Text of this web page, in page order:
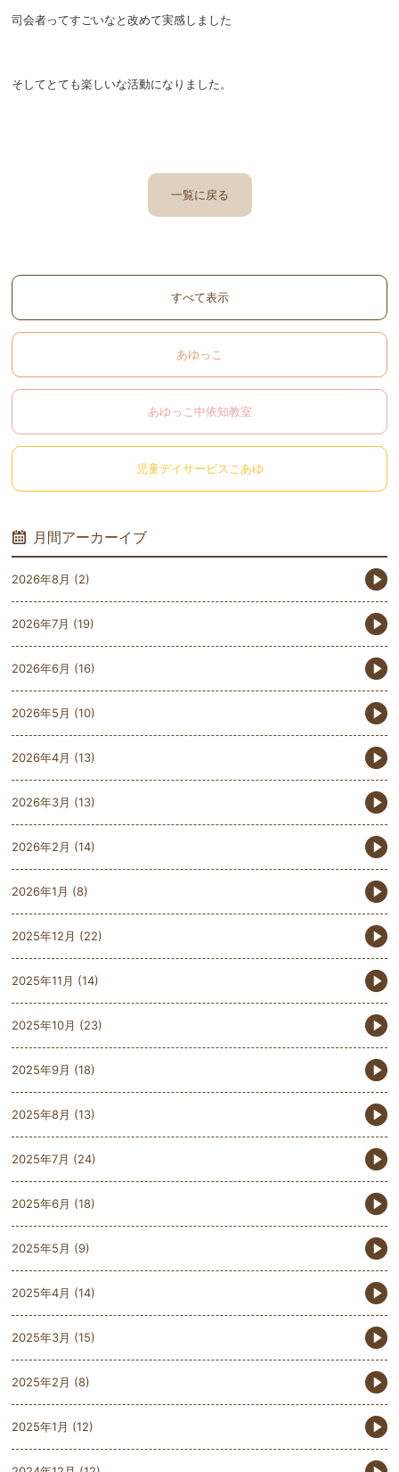
司会者ってすごいなと改めて実感しました
そしてとても楽しいな活動になりました。
一覧に戻る
すべて表示
あゆっこ
あゆっこ中依知教室
児童デイサービスこあゆ
月間アーカーイブ
2026年8月 (2)
2026年7月 (19)
2026年6月 (16)
2026年5月 (10)
2026年4月 (13)
2026年3月 (13)
2026年2月 (14)
2026年1月 (8)
2025年12月 (22)
2025年11月 (14)
2025年10月 (23)
2025年9月 (18)
2025年8月 (13)
2025年7月 (24)
2025年6月 (18)
2025年5月 (9)
2025年4月 (14)
2025年3月 (15)
2025年2月 (8)
2025年1月 (12)